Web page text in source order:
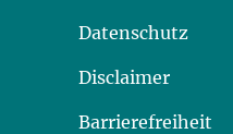
Datenschutz
Disclaimer
Barrierefreiheit